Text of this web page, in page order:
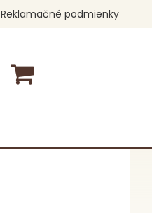
Reklamačné podmienky